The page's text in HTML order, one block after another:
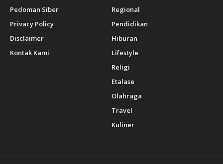
Pedoman Siber
Privacy Policy
Disclaimer
Kontak Kami
Regional
Pendidikan
Hiburan
Lifestyle
Religi
Etalase
Olahraga
Travel
Kuliner